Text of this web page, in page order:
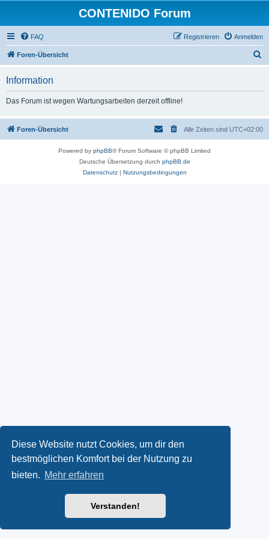
Diese Website nutzt Cookies, um dir den
bestmöglichen Komfort bei der Nutzung zu
bieten. Mehr erfahren
Verstanden!
CONTENIDO Forum
FAQ Anmelden
Registrieren
Foren-Übersicht
Information
Das Forum ist wegen Wartungsarbeiten derzeit offline!
Foren-Übersicht Alle Zeiten sind UTC+02:00
Powered by phpBB® Forum Software © phpBB Limited
Deutsche Übersetzung durch phpBB.de
Datenschutz| Nutzungsbedingungen